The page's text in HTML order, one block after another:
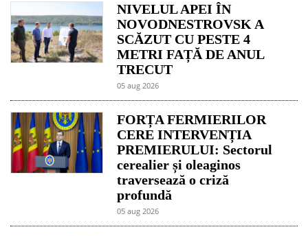
NIVELUL APEI ÎN
NOVODNESTROVSK A
SCĂZUT CU PESTE 4
METRI FAȚĂ DE ANUL
TRECUT
05 aug 2026
FORȚA FERMIERILOR
CERE INTERVENȚIA
PREMIERULUI: Sectorul
cerealier și oleaginos
traversează o criză
profundă
05 aug 2026